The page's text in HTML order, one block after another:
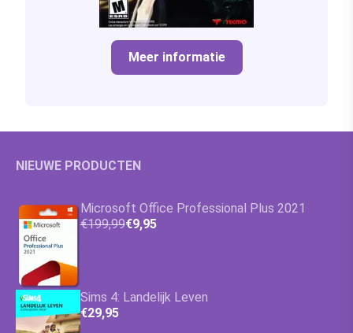
Meer informatie
NIEUWE PRODUCTEN
Microsoft Office Professional Plus 2021
€199,99€9,95
Sims 4: Landelijk Leven
€29,95